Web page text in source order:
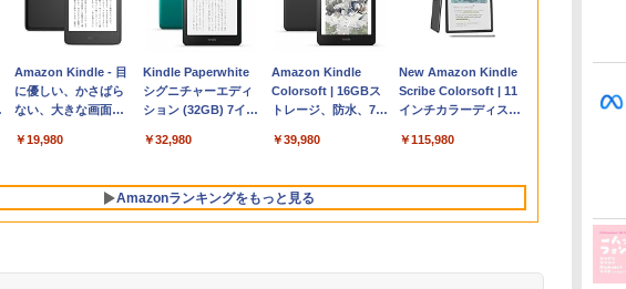
tomtoc 360°保護
15.6 16インチ パソコ
ンケース Dell NEC
dynabook Lenovo
￥2,952
Apple 2026
MacBook Air M5チ
ップ搭載13インチノ
Apple Intelligence、
Retinaディスプレ
イ、24GBユニファイ
ドメモリ、1TB
￥347,600
【Amazon.co.jp限
定】 HP ノートパソ
コン 15-fd 15.6イン
512GB SSD インテ
￥129,800
FMV ノートパソコン
WE1-K3 (MS 365
Personal/Copilotキー
型/Core i5/16GB/SSD
FMVWK3E15W_AZ
￥120,000
Robloxギフトカード
- 2,000 Robux 【限
定バーチャルアイテ
インゲームコード】
ラインコード版
￥3,200
Microsoft Office
Home & Business
2024(最新 永続版)|オ
版|Windows11、
￥39,582
Robloxギフトカード
- 1000 Robux 【限定
バーチャルアイテム
ンゲームコード】 ロ
ンコード版
￥1,600
Microsoft Office
Home 2024(最新 永続
版)|オンラインコード
10/mac対応|PC2台
￥37,224
AIイラスト表現辞典:
思い通りの絵を引き
出す プロンプトの言
ズ (はぴーイラスト
￥480
ClaudeCode いちば
んやさしい 教科書:
非エンジニア 初心者
マニュアル AI副業に
もKindle出版にも！
非エンジニアのため
のAIコーディング入
￥99
FM TOWNS ハイパ
ー・カタログ: 本体
ハードウェア・市販
フェクトリストと最
￥1,600
1冊ですべて身につく
HTML & CSSとWebデ
ザイン入門講座［第2
￥2,326
Amazon Kindle - 目
に優しい、かさばら
ない、大きな画面で
続バッテリー、6イン
書籍リーダー、ブラ
ック、16GB、広告な
し
￥19,980
Kindle Paperwhite
シグニチャーエディ
ション (32GB) 7イン
るさ自動調整、色調
持続バッテリー、広
告なし、メタリック
ジェード
￥32,980
Amazon Kindle
Colorsoft | 16GBス
トレージ、防水、7イ
レイ、色調調節ライ
ッテリー、広告無
し、ブラック (2025
年発売)
￥39,980
New Amazon Kindle
Scribe Colorsoft | 11
インチカラーディスプ
ジ、ノート機能搭載、
調節ライト、プレミア
イト
￥115,980
Amazonランキングをもっと見る